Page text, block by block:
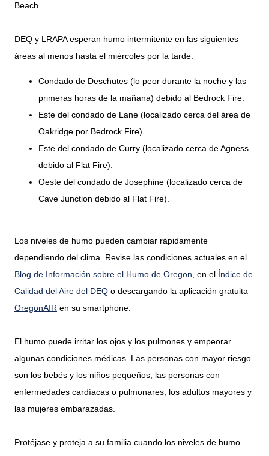
Beach.
DEQ y LRAPA esperan humo intermitente en las siguientes
áreas al menos hasta el miércoles por la tarde:
Condado de Deschutes (lo peor durante la noche y las
primeras horas de la mañana) debido al Bedrock Fire.
Este del condado de Lane (localizado cerca del área de
Oakridge por Bedrock Fire).
Este del condado de Curry (localizado cerca de Agness
debido al Flat Fire).
Oeste del condado de Josephine (localizado cerca de
Cave Junction debido al Flat Fire).
Los niveles de humo pueden cambiar rápidamente
dependiendo del clima. Revise las condiciones actuales en el
Blog de Información sobre el Humo de Oregon , en el Índice de
Calidad del Aire del DEQ o descargando la aplicación gratuita
OregonAIR en su smartphone.
El humo puede irritar los ojos y los pulmones y empeorar
algunas condiciones médicas. Las personas con mayor riesgo
son los bebés y los niños pequeños, las personas con
enfermedades cardíacas o pulmonares, los adultos mayores y
las mujeres embarazadas.
Protéjase y proteja a su familia cuando los niveles de humo